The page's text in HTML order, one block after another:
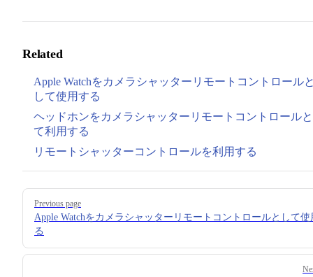
Related
Apple Watchをカメラシャッターリモートコントロール
して使用する
ヘッドホンをカメラシャッターリモートコントロール
て利用する
リモートシャッターコントロールを利用する
Pager
Previous page
Apple Watchをカメラシャッターリモートコントロールとして使
る